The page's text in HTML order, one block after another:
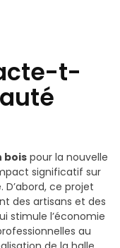
t-
boispour la nouvelle
significatif sur
ce projet
des artisans et des
stimule l’économie
au